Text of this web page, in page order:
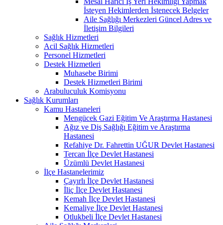
İsteyen Hekimlerden İstenecek Belgeler
Aile Sağlığı Merkezleri Güncel Adres ve
İletişim Bilgileri
Sağlık Hizmetleri
Acil Sağlık Hizmetleri
Personel Hizmetleri
Destek Hizmetleri
Muhasebe Birimi
Destek Hizmetleri Birimi
Arabuluculuk Komisyonu
Sağlık Kurumları
Kamu Hastaneleri
Mengücek Gazi Eğitim Ve Araştırma Hastanesi
Ağız ve Diş Sağlığı Eğitim ve Araştırma
Hastanesi
Refahiye Dr. Fahrettin UĞUR Devlet Hastanesi
Tercan İlçe Devlet Hastanesi
Üzümlü Devlet Hastanesi
İlçe Hastanelerimiz
Çayırlı İlçe Devlet Hastanesi
İliç İlçe Devlet Hastanesi
Kemah İlçe Devlet Hastanesi
Kemaliye İlçe Devlet Hastanesi
Otlukbeli İlçe Devlet Hastanesi